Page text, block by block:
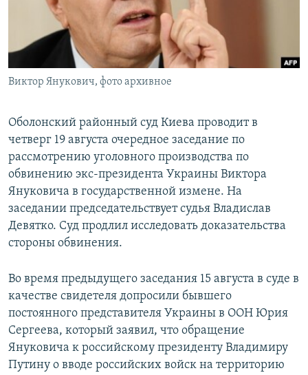
ПОБЕДИТЕЛЕЙ НЕ СУДЯТ?
КРЫМ.НЕПОКОРЕННЫЙ
УКРАИНСКАЯ ПРОБЛЕМА КРЫМА
ПРИСОЕДИНЯЙТЕСЬ!
Виктор Янукович, фото архивное
Оболонский районный суд Киева проводит в
четверг 19 августа очередное заседание по
рассмотрению уголовного производства по
обвинению экс-президента Украины Виктора
Януковича в государственной измене. На
заседании председательствует судья Владислав
Девятко. Суд продлил исследовать доказательства
стороны обвинения.
Во время предыдущего заседания 15 августа в суде в
качестве свидетеля допросили бывшего
постоянного представителя Украины в ООН Юрия
Сергеева, который заявил, что обращение
Януковича к российскому президенту Владимиру
Путину о вводе российских войск на территорию